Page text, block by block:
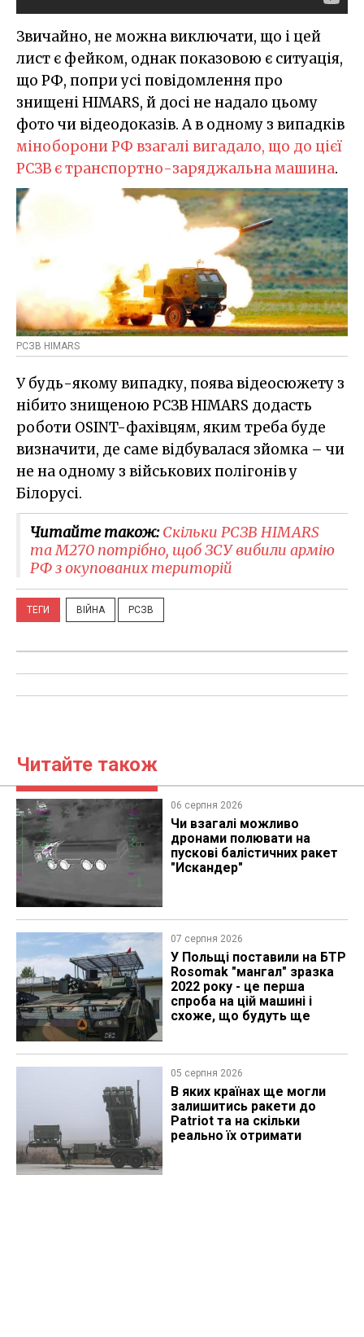
Звичайно, не можна виключати, що і цей
лист є фейком, однак показовою є ситуація,
що РФ, попри усі повідомлення про
знищені HIMARS, й досі не надало цьому
фото чи відеодоказів. А в одному з випадків
міноборони РФ взагалі вигадало, що до цієї
РСЗВ є транспортно-заряджальна машина.
РСЗВ HIMARS
У будь-якому випадку, поява відеосюжету з
нібито знищеною РСЗВ HIMARS додасть
роботи OSINT-фахівцям, яким треба буде
визначити, де саме відбувалася зйомка – чи
не на одному з військових полігонів у
Білорусі.
Читайте також:Скільки РСЗВ HIMARS
та M270 потрібно, щоб ЗСУ вибили армію
РФ з окупованих територій
ТЕГИ ВІЙНА РСЗВ
Читайте також
06 серпня 2026
Чи взагалі можливо
дронами полювати на
пускові балістичних ракет
"Искандер"
07 серпня 2026
У Польщі поставили на БТР
Rosomak "мангал" зразка
2022 року - це перша
спроба на цій машині і
схоже, що будуть ще
05 серпня 2026
В яких країнах ще могли
залишитись ракети до
Patriot та на скільки
реально їх отримати